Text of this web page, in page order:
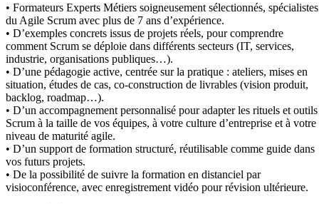
• Formateurs Experts Métiers soigneusement sélectionnés, spécialistes
du Agile Scrum avec plus de 7 ans d’expérience.
• D’exemples concrets issus de projets réels, pour comprendre
comment Scrum se déploie dans différents secteurs (IT, services,
industrie, organisations publiques…).
• D’une pédagogie active, centrée sur la pratique : ateliers, mises en
situation, études de cas, co-construction de livrables (vision produit,
backlog, roadmap…).
• D’un accompagnement personnalisé pour adapter les rituels et outils
Scrum à la taille de vos équipes, à votre culture d’entreprise et à votre
niveau de maturité agile.
• D’un support de formation structuré, réutilisable comme guide dans
vos futurs projets.
• De la possibilité de suivre la formation en distanciel par
visioconférence, avec enregistrement vidéo pour révision ultérieure.